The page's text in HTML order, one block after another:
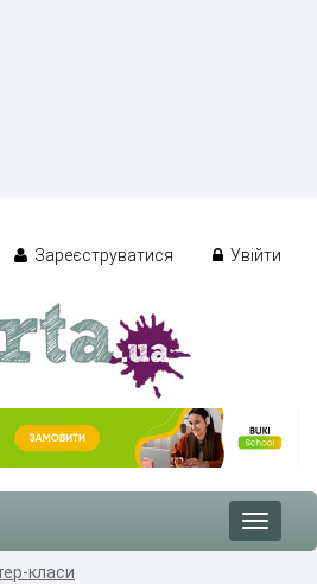
Зареєструватися Увійти
Toggle
класи